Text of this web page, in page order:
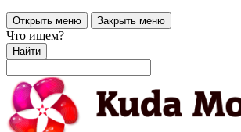
Открыть меню Закрыть меню
Что ищем?
Найти